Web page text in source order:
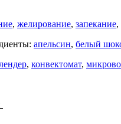
, желирование, запекание,
апельсин, белый
, конвектомат,